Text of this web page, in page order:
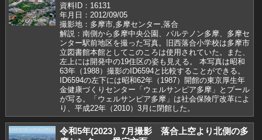
資料ID：16131
年月日：2012/09/05
撮影地：多摩市,多摩センター,落合
解説：南側から多摩中央公園、パルテノン多摩、多摩セ
ンター駅前地区を撮った写真。旧西落合小学校は多摩市
立図書館本館としてこのころは使用されていた。また、
左上には開発中の19住区の姿も見える。 本写真は昭和
63年（1988）撮影のID6594と比較することができる。
ID6594の左下には昭和62年（1987）開館の東京厚生年
金健康づくりセンター「ウェルサンピア多摩」とプール
が写る。「ウェルサンピア多摩」は社会保険庁改革によ
り、平成22年（2010）3月に閉館した。
令和5年(2023）7月撮影 落合上空より北側の多